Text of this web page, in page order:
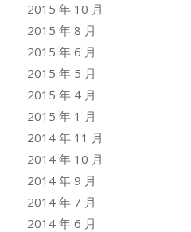
2015 年 10 月
2015 年 8 月
2015 年 6 月
2015 年 5 月
2015 年 4 月
2015 年 1 月
2014 年 11 月
2014 年 10 月
2014 年 9 月
2014 年 7 月
2014 年 6 月